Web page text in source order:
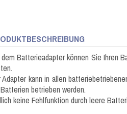
Batterieadapter können Sie Ihren
Adapter kann in allen
betrieben werden.
keine Fehlfunktion durch leere